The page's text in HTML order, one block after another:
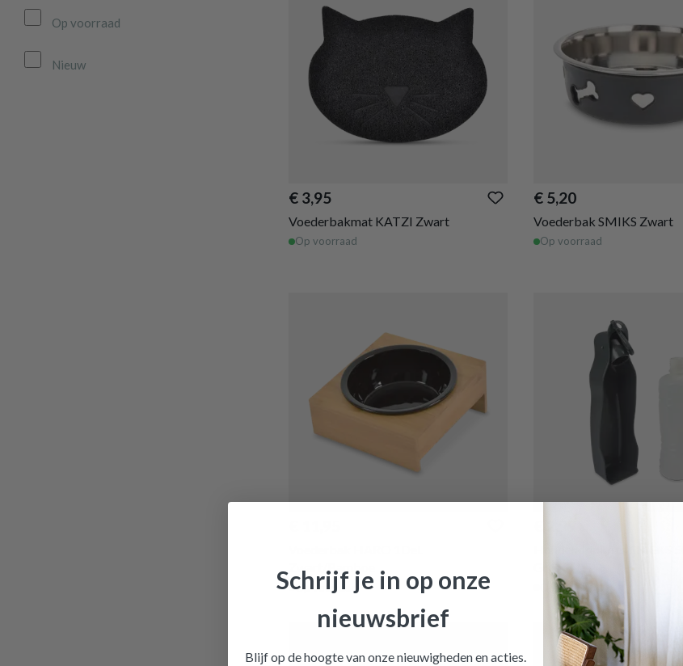
Op voorraad
Nieuw
€ 3,95
Voederbakmat KATZI Zwart
Op voorraad
€ 5,20
Voederbak SMIKS Zwart
Op voorraad
Zwart/Bamboe
Op voorraad
Grijs
Op voorraad
Schrijf je in op onze
nieuwsbrief
Blijf op de hoogte van onze nieuwigheden enacties.